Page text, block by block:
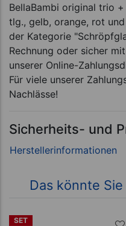
BellaBambi original trio
tlg., gelb, orange, rot
der Kategorie
Rechnung oder sicher
unserer Online-
Für viele unserer
Nachlässe!
Sicherheits- und
Das könnte
SET